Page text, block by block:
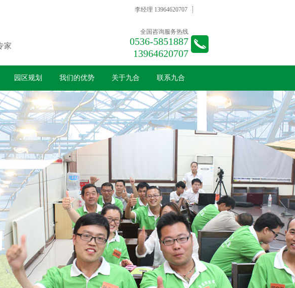
家
李经理 13964620707
全国咨询服务热线
0536-5851887
13964620707
园区规划 我们的优势 关于九合 联系九合